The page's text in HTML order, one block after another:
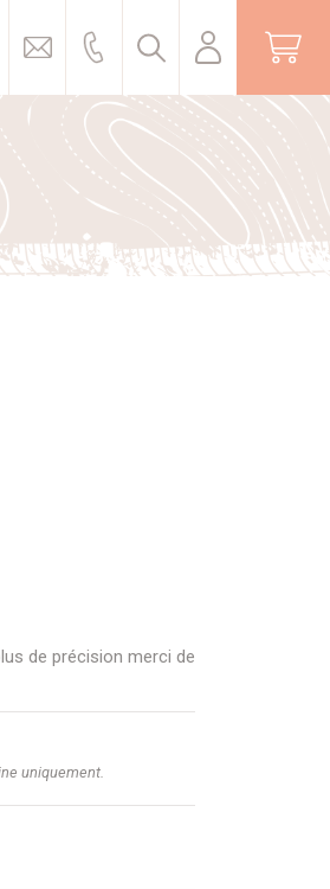
de précision merci de
uniquement.